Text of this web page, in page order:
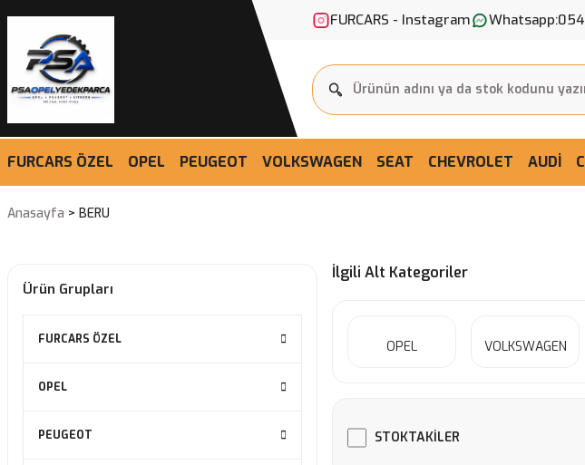
FURCARS - Instagram Whatsapp:
FURCARS ÖZEL OPEL PEUGEOT VOLKSWAGEN SEAT CHEVROLET AUDİ
Anasayfa BERU
Ürün Grupları
FURCARS ÖZEL
OPEL
PEUGEOT
İlgili Alt Kategoriler
OPEL VOLKSWAGEN
STOKTAKILER